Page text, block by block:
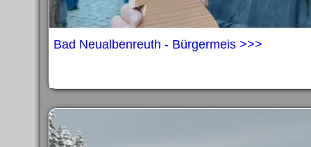
Bad Neualbenreuth - Bürgermeis >>>